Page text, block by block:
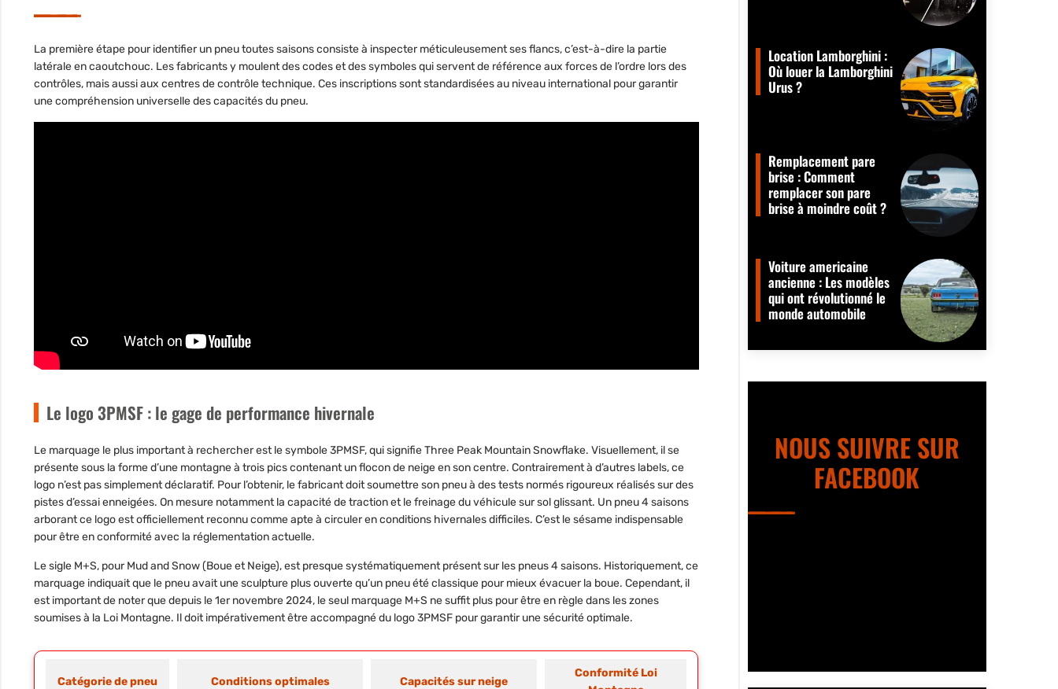
La première étape pour identifier un pneu toutes saisons consiste à inspecter méticuleusement ses flancs, c’est-à-dire la partie
latérale en caoutchouc. Les fabricants y moulent des codes et des symboles qui servent de référence aux forces de l’ordre lors des
contrôles, mais aussi aux centres de contrôle technique. Ces inscriptions sont standardisées au niveau international pour garantir
une compréhension universelle des capacités du pneu.
Le logo 3PMSF : le gage de performance hivernale
Le marquage le plus important à rechercher est le symbole 3PMSF, qui signifie Three Peak Mountain Snowflake. Visuellement, il se
présente sous la forme d’une montagne à trois pics contenant un flocon de neige en son centre. Contrairement à d’autres labels, ce
logo n’est pas simplement déclaratif. Pour l’obtenir, le fabricant doit soumettre son pneu à des tests normés rigoureux réalisés sur des
pistes d’essai enneigées. On mesure notamment la capacité de traction et le freinage du véhicule sur sol glissant. Un pneu 4 saisons
arborant ce logo est officiellement reconnu comme apte à circuler en conditions hivernales difficiles. C’est le sésame indispensable
pour être en conformité avec la réglementation actuelle.
Le sigle M+S, pour Mud and Snow (Boue et Neige), est presque systématiquement présent sur les pneus 4 saisons. Historiquement, ce
marquage indiquait que le pneu avait une sculpture plus ouverte qu’un pneu été classique pour mieux évacuer la boue. Cependant, il
est important de noter que depuis le 1er novembre 2024, le seul marquage M+S ne suffit plus pour être en règle dans les zones
soumises à la Loi Montagne. Il doit impérativement être accompagné du logo 3PMSF pour garantir une sécurité optimale.
Catégorie de pneu Conditions optimales Capacités sur neige
Conformité Loi
Location Lamborghini :
Où louer la Lamborghini
Urus ?
Remplacement pare
brise : Comment
remplacer son pare
brise à moindre coût ?
Voiture americaine
ancienne : Les modèles
qui ont révolutionné le
monde automobile
NOUS SUIVRE SUR
FACEBOOK